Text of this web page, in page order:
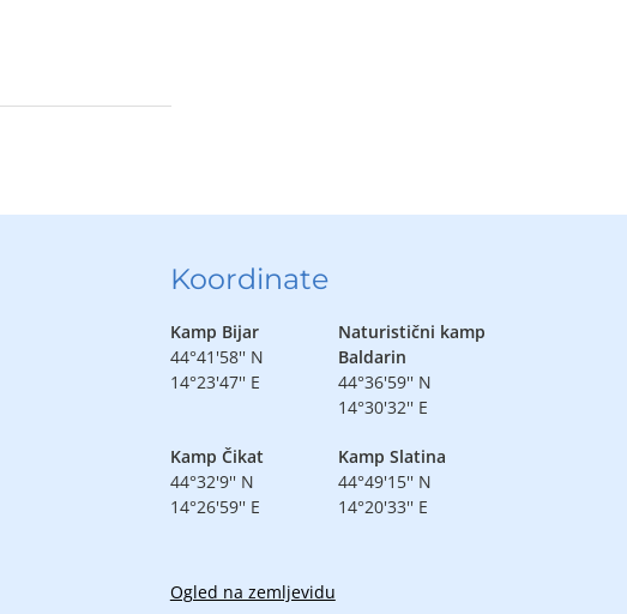
Koordinate
Kamp Bijar
44°41'58'' N
14°23'47'' E
Naturistični kamp
Baldarin
44°36'59'' N
14°30'32'' E
Kamp Čikat
44°32'9'' N
14°26'59'' E
Kamp Slatina
44°49'15'' N
14°20'33'' E
Ogled na zemljevidu